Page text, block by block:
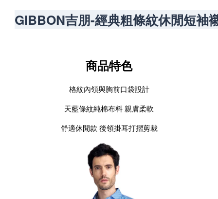
GIBBON吉朋-經典粗條紋休閒短袖
商品特色
格紋內領與胸前口袋設計
天藍條紋純棉布料 親膚柔軟
舒適休閒款 後領掛耳打摺剪裁